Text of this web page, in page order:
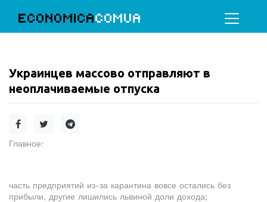
ECONOMICACOMUA
Украинцев массово отправляют в
неоплачиваемые отпуска
Главное:
часть предприятий из-за карантина вовсе остались без
прибыли, другие лишились львиной доли дохода;